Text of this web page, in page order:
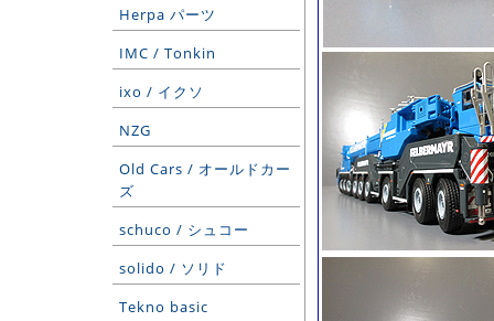
Herpa パーツ
IMC / Tonkin
ixo / イクソ
NZG
Old Cars / オールドカー
ズ
schuco / シュコー
solido / ソリド
Tekno basic